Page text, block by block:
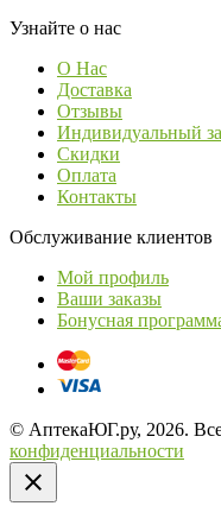
Узнайте о нас
О Нас
Доставка
Отзывы
Индивидуальный
Скидки
Оплата
Контакты
Обслуживание клиентов
Мой профиль
Ваши заказы
Бонусная
© АптекаЮГ.ру, 2026.
конфиденциальности